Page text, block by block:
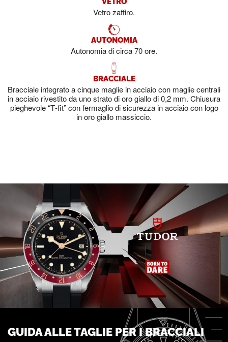
Vetro zaffiro.
AUTONOMIA
Autonomia di circa 70 ore.
BRACCIALE
Bracciale integrato a cinque maglie in acciaio con maglie centrali
in acciaio rivestito da uno strato di oro giallo di 0,2 mm. Chiusura
pieghevole “T‑fit” con fermaglio di sicurezza in acciaio con logo
in oro giallo massiccio.
GUIDA ALLE TAGLIE PER I BRACCIALI